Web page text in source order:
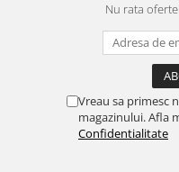
Nu rata
Vreau sa primesc
magazinului. Afla
Confidentialitate